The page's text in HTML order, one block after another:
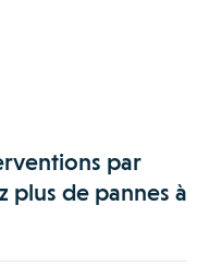
par
plus de pannes à